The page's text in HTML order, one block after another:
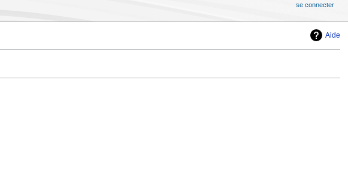
Aide
se connecter